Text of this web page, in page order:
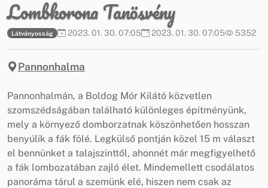
Lombkorona Tanösvény
Látványosság 2023. 01. 30. 07:05 2023. 01. 30. 07:05 5352
Pannonhalma
Pannonhalmán, a Boldog Mór Kilátó közvetlen
szomszédságában található különleges építményünk,
mely a környező domborzatnak köszönhetően hosszan
benyúlik a fák fölé. Legkülső pontján közel 15 m választ
el bennünket a talajszinttől, ahonnét már megfigyelhető
a fák lombozatában zajló élet. Mindemellett csodálatos
panoráma tárul a szemünk elé, hiszen nem csak az